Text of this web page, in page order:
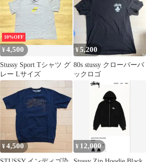
10%OFF
¥4,500
Stussy Sport Tシャツ グ
レー Lサイズ
¥5,200
80s stussy クローバーバ
ックロゴ
¥4,500 ¥ 12,000